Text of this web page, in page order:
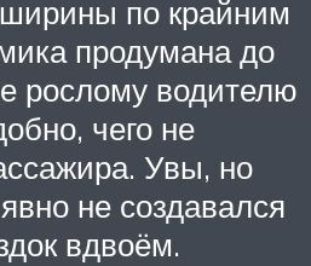
по крайним
продумана до
рослому водителю
чего не
Увы, но
не создавался
вдвоём.